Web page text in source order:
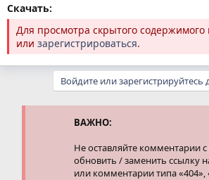
Скачать:
Для просмотра скрытого
или зарегистрироваться.
Войдите или зарегистрируйтесь
ВАЖНО:
Не оставляйте комментарии
обновить / заменить ссылку
или комментарии типа